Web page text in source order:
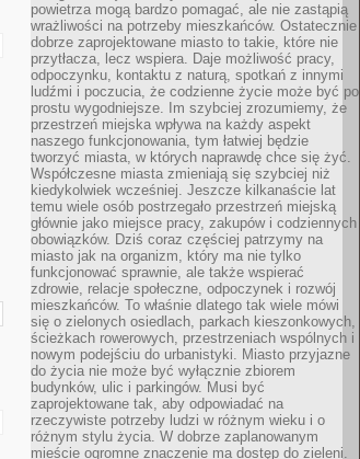
powietrza mogą bardzo pomagać, ale nie zastąpią
wrażliwości na potrzeby mieszkańców. Ostatecznie
dobrze zaprojektowane miasto to takie, które nie
przytłacza, lecz wspiera. Daje możliwość pracy,
odpoczynku, kontaktu z naturą, spotkań z innymi
ludźmi i poczucia, że codzienne życie może być po
prostu wygodniejsze. Im szybciej zrozumiemy, że
przestrzeń miejska wpływa na każdy aspekt
naszego funkcjonowania, tym łatwiej będzie
tworzyć miasta, w których naprawdę chce się żyć.
Współczesne miasta zmieniają się szybciej niż
kiedykolwiek wcześniej. Jeszcze kilkanaście lat
temu wiele osób postrzegało przestrzeń miejską
głównie jako miejsce pracy, zakupów i codziennych
obowiązków. Dziś coraz częściej patrzymy na
miasto jak na organizm, który ma nie tylko
funkcjonować sprawnie, ale także wspierać
zdrowie, relacje społeczne, odpoczynek i rozwój
mieszkańców. To właśnie dlatego tak wiele mówi
się o zielonych osiedlach, parkach kieszonkowych,
ścieżkach rowerowych, przestrzeniach wspólnych i
nowym podejściu do urbanistyki. Miasto przyjazne
do życia nie może być wyłącznie zbiorem
budynków, ulic i parkingów. Musi być
zaprojektowane tak, aby odpowiadać na
rzeczywiste potrzeby ludzi w różnym wieku i o
różnym stylu życia. W dobrze zaplanowanym
mieście ogromne znaczenie ma dostęp do zieleni.